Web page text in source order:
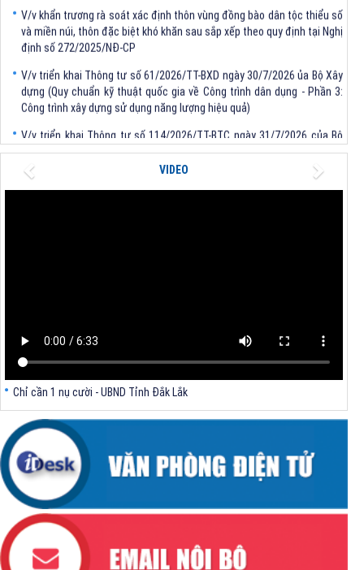
và miền núi, thôn đặc biệt khó khăn sau sắp xếp theo quy định tại Nghị
định số 272/2025/NĐ-CP
dựng (Quy chuẩn kỹ thuật quốc gia về Công trình dân dụng - Phần 3:
Công trình xây dựng sử dụng năng lượng hiệu quả)
trưởng Bộ Tài chính
V/v triển khai Thông tư số 62/2026/TT-BXD ngày 30/7/2026 của Bộ
VIDEO
Previous Next
Chỉ cần 1 nụ cười - UBND Tỉnh Đắk Lắk